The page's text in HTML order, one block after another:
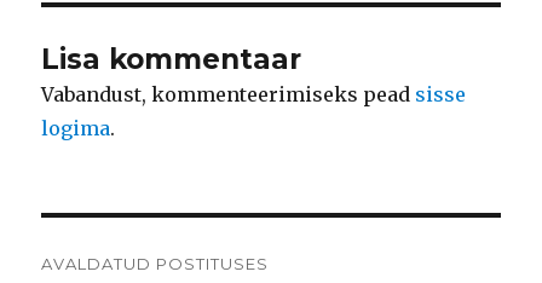
Lisa kommentaar
Vabandust, kommenteerimiseks pead sisse
logima.
AVALDATUD POSTITUSES